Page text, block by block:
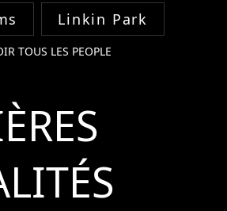
Linkin Park
TOUS LES PEOPLE